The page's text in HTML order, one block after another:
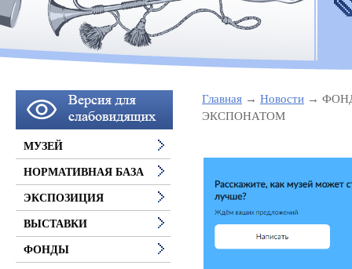
Главная Новости
ЭКСПОНАТОМ
МУЗЕЙ
НОРМАТИВНАЯ БАЗА
ЭКСПОЗИЦИЯ
ВЫСТАВКИ
ФОНДЫ